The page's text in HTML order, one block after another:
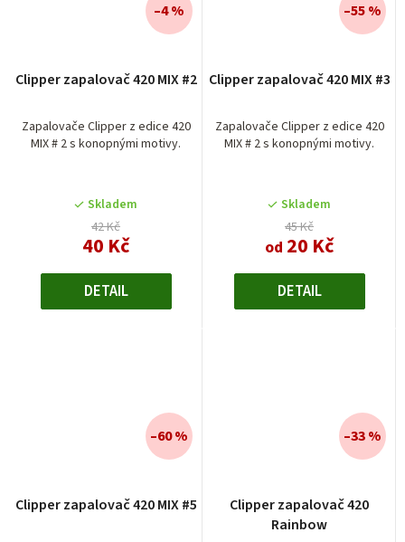
Clipper zapalovač 420 MIX #2
Zapalovače Clipper z edice 420
MIX # 2 s konopnými motivy.
Skladem
42 Kč
40 Kč
–4 %
DETAIL
Clipper zapalovač 420 MIX #3
Zapalovače Clipper z edice 420
MIX # 2 s konopnými motivy.
Skladem
45 Kč
od 20 Kč
–55 %
DETAIL
Clipper zapalovač 420 MIX #5
–60 %
Clipper zapalovač 420
Rainbow
–33 %